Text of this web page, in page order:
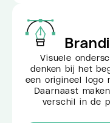
Visuele
denken bij het
een origineel logo
Daarnaast
verschil in de